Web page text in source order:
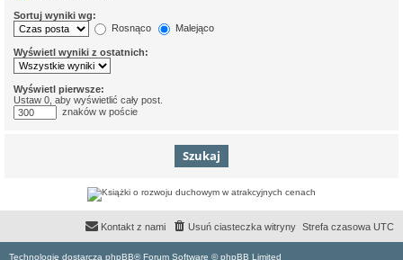
Sortuj wyniki wg:
Rosnąco
Malejąco
Wyświetl wyniki z ostatnich:
Wyświetl pierwsze:
Ustaw 0, aby wyświetlić cały post.
znaków w poście
Strefa czasowa UTC
Usuń ciasteczka witryny
Kontakt z nami
Technologię dostarcza phpBB® Forum Software © phpBB Limited